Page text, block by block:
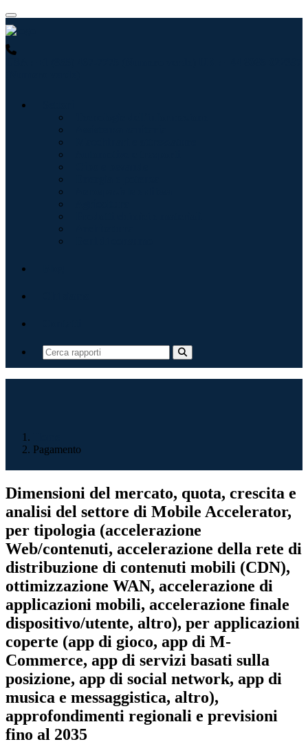
Pagamento
Dimensioni del mercato, quota, crescita e
analisi del settore di Mobile Accelerator,
per tipologia (accelerazione
Web/contenuti, accelerazione della rete di
distribuzione di contenuti mobili (CDN),
ottimizzazione WAN, accelerazione di
applicazioni mobili, accelerazione finale
dispositivo/utente, altro), per applicazioni
coperte (app di gioco, app di M-
Commerce, app di servizi basati sulla
posizione, app di social network, app di
musica e messaggistica, altro),
approfondimenti regionali e previsioni
fino al 2035